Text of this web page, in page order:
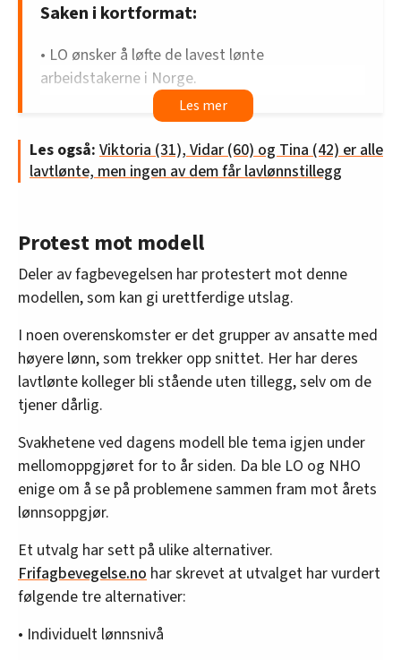
Saken i kortformat:
• LO ønsker å løfte de lavest lønte
arbeidstakerne i Norge.
• Dagens modell for å få til dette, har fått kritikk.
Modellen baserer seg på snittlønna i hver
overenskomst.
Les også: Viktoria (31), Vidar (60) og Tina (42) er alle
lavtlønte, men ingen av dem får lavlønnstillegg
Protest mot modell
Deler av fagbevegelsen har protestert mot denne
modellen, som kan gi urettferdige utslag.
I noen overenskomster er det grupper av ansatte med
høyere lønn, som trekker opp snittet. Her har deres
lavtlønte kolleger bli stående uten tillegg, selv om de
tjener dårlig.
Svakhetene ved dagens modell ble tema igjen under
mellomoppgjøret for to år siden. Da ble LO og NHO
enige om å se på problemene sammen fram mot årets
lønnsoppgjør.
Et utvalg har sett på ulike alternativer.
Frifagbevegelse.no har skrevet at utvalget har vurdert
følgende tre alternativer:
• Individuelt lønnsnivå